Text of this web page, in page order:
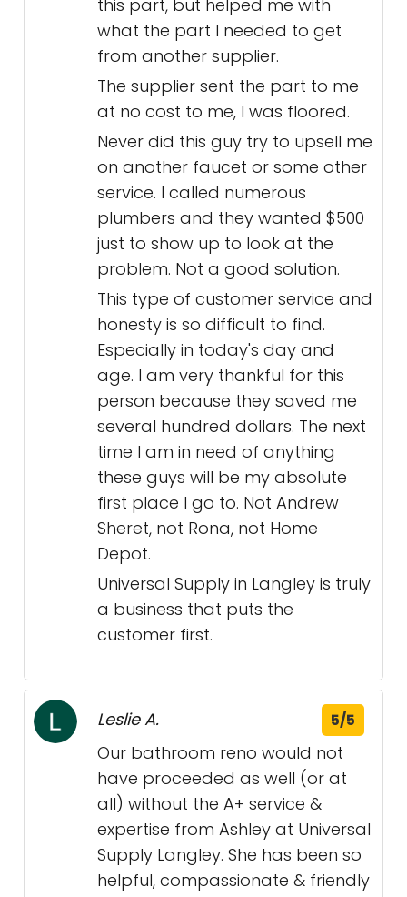
this part, but helped me with
what the part I needed to get
from another supplier.
The supplier sent the part to me
at no cost to me, I was floored.
Never did this guy try to upsell me
on another faucet or some other
service. I called numerous
plumbers and they wanted $500
just to show up to look at the
problem. Not a good solution.
This type of customer service and
honesty is so difficult to find.
Especially in today's day and
age. I am very thankful for this
person because they saved me
several hundred dollars. The next
time I am in need of anything
these guys will be my absolute
first place I go to. Not Andrew
Sheret, not Rona, not Home
Depot.
Universal Supply in Langley is truly
a business that puts the
customer first.
Leslie A. 5/5
Our bathroom reno would not
have proceeded as well (or at
all) without the A+ service &
expertise from Ashley at Universal
Supply Langley. She has been so
helpful, compassionate & friendly